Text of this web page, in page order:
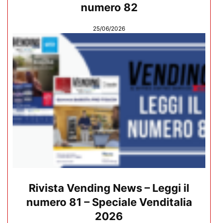
numero 82
25/06/2026
Rivista Vending News – Leggi il
numero 81 – Speciale Venditalia
2026